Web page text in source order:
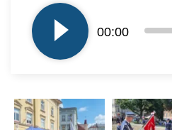
plików
dźwiękowych
00:00